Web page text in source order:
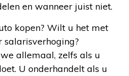
en wanneer juist niet.
kopen? Wilt u het met
salarisverhoging?
allemaal, zelfs als u
U onderhandelt als u